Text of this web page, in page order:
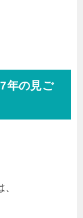
年の見ご